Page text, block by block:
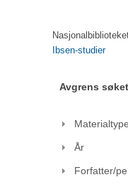
Ibsen-studier
Avgrens søket
År
Forfatter/